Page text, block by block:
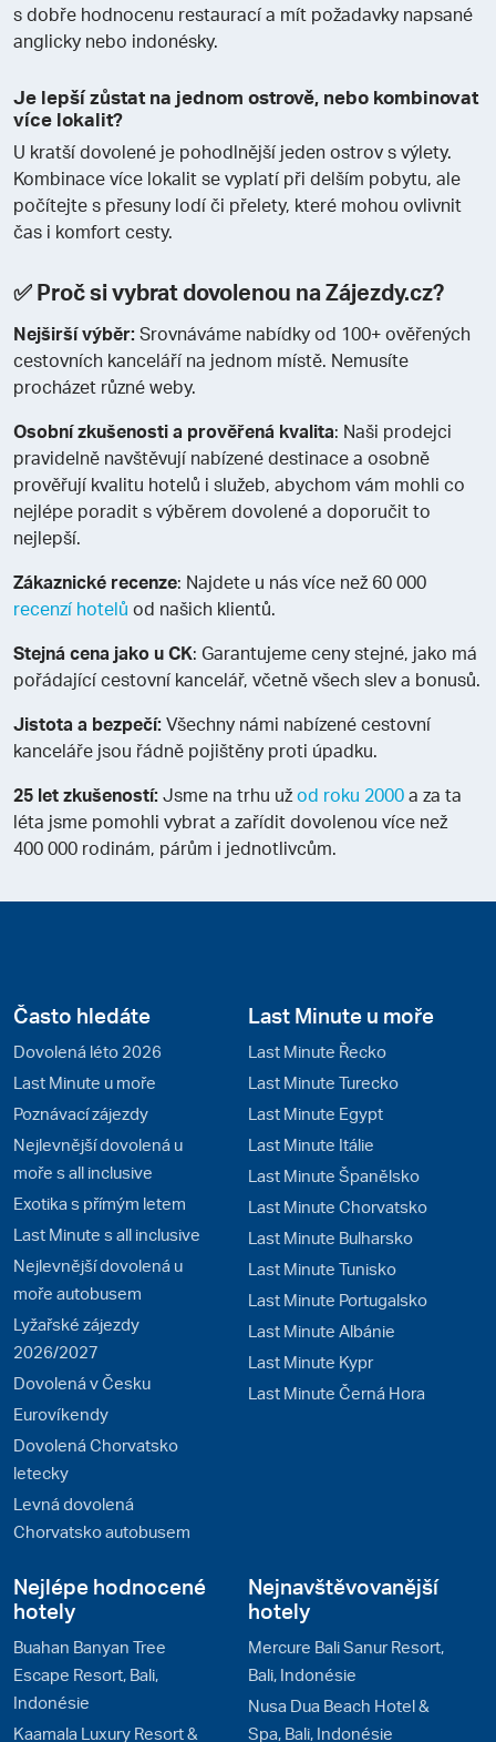
s dobře hodnocenu restaurací a mít požadavky napsané
anglicky nebo indonésky.
Je lepší zůstat na jednom ostrově, nebo kombinovat
více lokalit?
U kratší dovolené je pohodlnější jeden ostrov s výlety.
Kombinace více lokalit se vyplatí při delším pobytu, ale
počítejte s přesuny lodí či přelety, které mohou ovlivnit
čas i komfort cesty.
✅ Proč si vybrat dovolenou na Zájezdy.cz?
Nejširší výběr:Srovnáváme nabídky od 100+ ověřených
cestovních kanceláří na jednom místě. Nemusíte
procházet různé weby.
Osobní zkušenosti a prověřená kvalita: Naši prodejci
pravidelně navštěvují nabízené destinace a osobně
prověřují kvalitu hotelů i služeb, abychom vám mohli co
nejlépe poradit s výběrem dovolené a doporučit to
nejlepší.
Zákaznické recenze: Najdete u nás více než 60 000
recenzí hotelů od našich klientů.
Stejná cena jako u CK: Garantujeme ceny stejné, jako má
pořádající cestovní kancelář, včetně všech slev a bonusů.
Jistota a bezpečí:Všechny námi nabízené cestovní
kanceláře jsou řádně pojištěny proti úpadku.
25 let zkušeností:Jsme na trhu užod roku 2000a za ta
léta jsme pomohli vybrat a zařídit dovolenou více než
400 000 rodinám, párům i jednotlivcům.
Často hledáte
Dovolená léto 2026
Last Minute u moře
Poznávací zájezdy
Nejlevnější dovolená u
moře s all inclusive
Exotika s přímým letem
Last Minute s all inclusive
Nejlevnější dovolená u
moře autobusem
Lyžařské zájezdy
2026/2027
Dovolená v Česku
Eurovíkendy
Dovolená Chorvatsko
letecky
Levná dovolená
Chorvatsko autobusem
Last Minute u moře
Last Minute Řecko
Last Minute Turecko
Last Minute Egypt
Last Minute Itálie
Last Minute Španělsko
Last Minute Chorvatsko
Last Minute Bulharsko
Last Minute Tunisko
Last Minute Portugalsko
Last Minute Albánie
Last Minute Kypr
Last Minute Černá Hora
Nejlépe hodnocené
hotely
Buahan Banyan Tree
Escape Resort, Bali,
Indonésie
Kaamala Luxury Resort &
Nejnavštěvovanější
hotely
Mercure Bali Sanur Resort,
Bali, Indonésie
Nusa Dua Beach Hotel &
Spa, Bali, Indonésie